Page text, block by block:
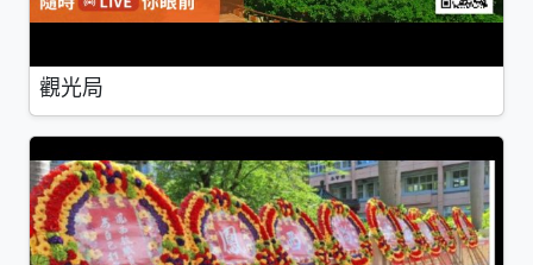
觀光局